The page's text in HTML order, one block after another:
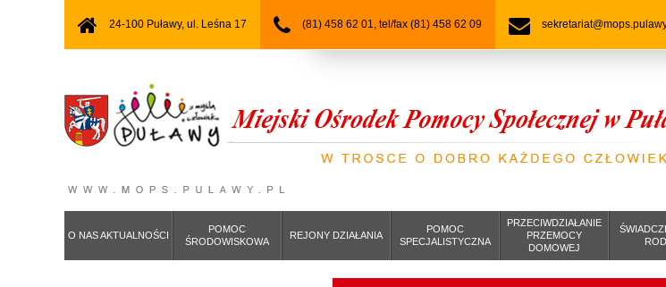
24-100 Puławy, ul. Leśna 17 (81) 458 62 01, tel/fax (81) 458 62 09
O NAS AKTUALNOŚCI
POMOC
ŚRODOWISKOWA
REJONY DZIAŁANIA
POMOC
SPECJALISTYCZNA
PRZECIWDZIAŁANIE
PRZEMOCY
DOMOWEJ